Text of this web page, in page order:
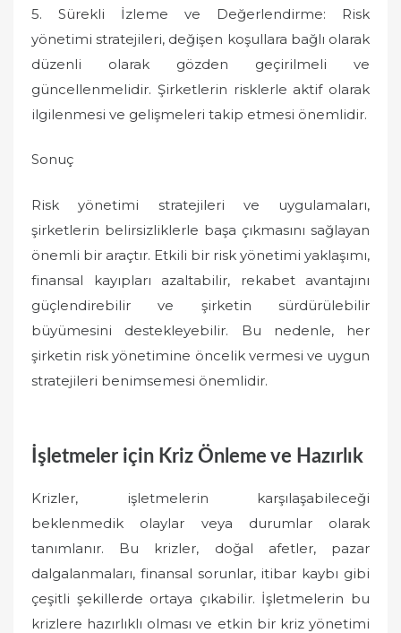
5. Sürekli İzleme ve Değerlendirme: Risk
yönetimi stratejileri, değişen koşullara bağlı olarak
düzenli olarak gözden geçirilmeli ve
güncellenmelidir. Şirketlerin risklerle aktif olarak
ilgilenmesi ve gelişmeleri takip etmesi önemlidir.
Sonuç
Risk yönetimi stratejileri ve uygulamaları,
şirketlerin belirsizliklerle başa çıkmasını sağlayan
önemli bir araçtır. Etkili bir risk yönetimi yaklaşımı,
finansal kayıpları azaltabilir, rekabet avantajını
güçlendirebilir ve şirketin sürdürülebilir
büyümesini destekleyebilir. Bu nedenle, her
şirketin risk yönetimine öncelik vermesi ve uygun
stratejileri benimsemesi önemlidir.
İşletmeler için Kriz Önleme ve Hazırlık
Krizler, işletmelerin karşılaşabileceği
beklenmedik olaylar veya durumlar olarak
tanımlanır. Bu krizler, doğal afetler, pazar
dalgalanmaları, finansal sorunlar, itibar kaybı gibi
çeşitli şekillerde ortaya çıkabilir. İşletmelerin bu
krizlere hazırlıklı olması ve etkin bir kriz yönetimi